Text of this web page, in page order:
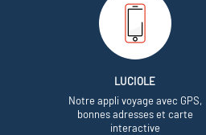
LUCIOLE
Notre appli voyage avec GPS,
bonnes adresses et carte
interactive